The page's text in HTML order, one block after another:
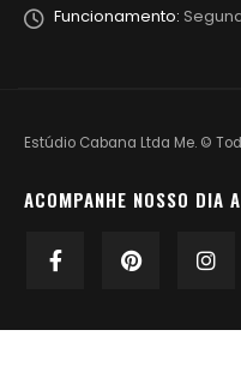
Funcionamento:
Estúdio Cabana Ltda Me. ©
ACOMPANHE NOSSO DIA